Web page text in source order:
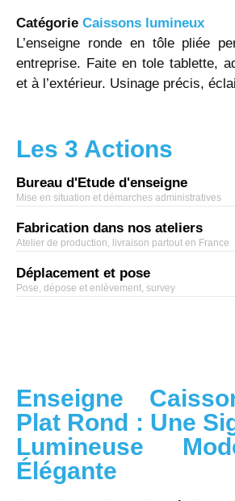
Catégorie Caissons lumineux
L’enseigne ronde en tôle pliée
entreprise. Faite en tole tablette,
et à l’extérieur. Usinage précis,
Les 3 Actions
Bureau d'Etude d'enseigne
Mise en situation et démarches administratives
Fabrication dans nos ateliers
Atelier de production, livraison partout en France
Déplacement et pose
Pose, dépose et enlèvement, survey
Enseigne
Plat Rond : Une
Lumineuse
Élégante